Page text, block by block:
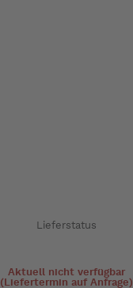
Lieferstatus
Aktuell nicht verfügbar
(Liefertermin auf Anfrage)